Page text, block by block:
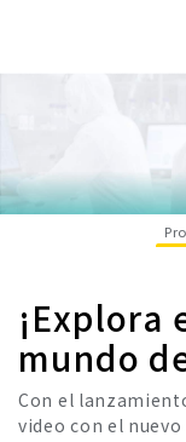
¡Explora
mundo
Con el
video con el